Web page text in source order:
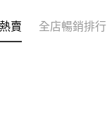
賣 全店暢銷排行